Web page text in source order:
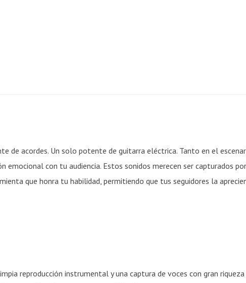
de acordes. Un solo potente de guitarra eléctrica. Tanto en el
emocional con tu audiencia. Estos sonidos merecen ser capturados
que honra tu habilidad, permitiendo que tus seguidores la
reproducción instrumental y una captura de voces con gran riqueza